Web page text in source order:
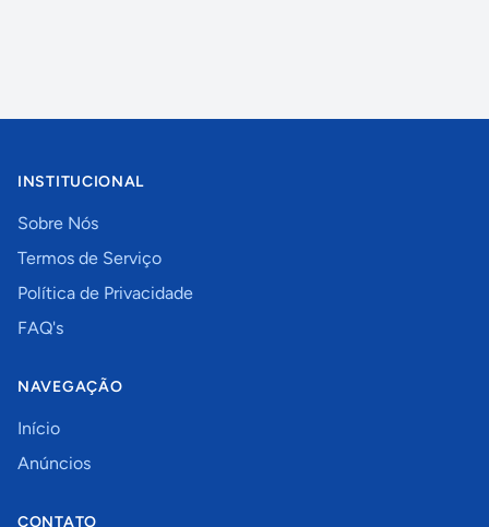
INSTITUCIONAL
Sobre Nós
Termos de Serviço
Política de Privacidade
FAQ's
NAVEGAÇÃO
Início
Anúncios
CONTATO